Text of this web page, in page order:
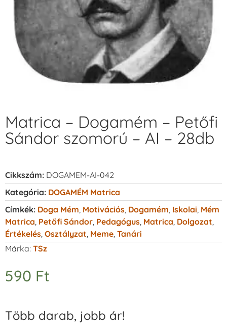
Matrica – Dogamém – Petőfi
Sándor szomorú – AI – 28db
Cikkszám: DOGAMEM-AI-042
Kategória: DOGAMÉM Matrica
Címkék: Doga Mém Motivációs Dogamém Iskolai Mém
Matrica Petőfi Sándor Pedagógus Matrica Dolgozat
Értékelés Osztályzat Meme Tanári
Márka: TSz
590 Ft
Több darab, jobb ár!